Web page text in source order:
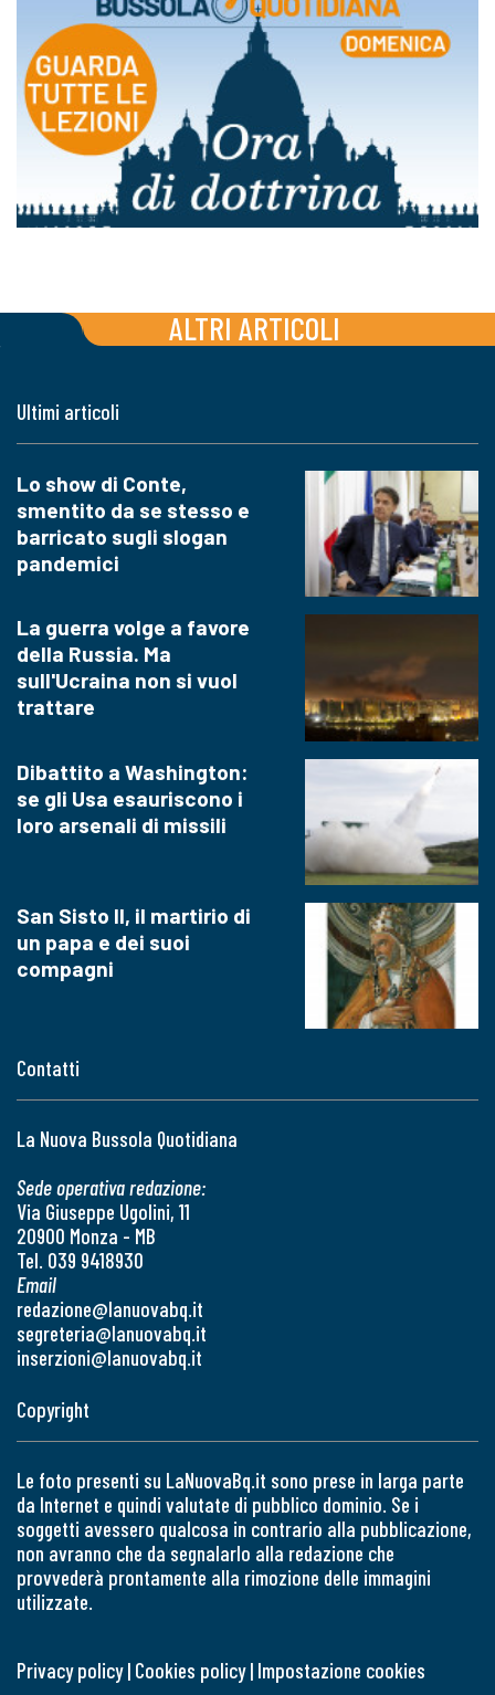
ALTRI ARTICOLI
Contatti
La Nuova Bussola Quotidiana
Sede operativa redazione:
Via Giuseppe Ugolini, 11
20900 Monza - MB
Tel. 039 9418930
Email
redazione@lanuovabq.it
segreteria@lanuovabq.it
inserzioni@lanuovabq.it
Ultimi articoli
Lo show di Conte,
smentito da se stesso e
barricato sugli slogan
pandemici
La guerra volge a favore
della Russia. Ma
sull'Ucraina non si vuol
trattare
Dibattito a Washington:
se gli Usa esauriscono i
loro arsenali di missili
San Sisto II, il martirio di
un papa e dei suoi
compagni
Copyright
Le foto presenti su LaNuovaBq.it sono prese in larga parte
da Internet e quindi valutate di pubblico dominio. Se i
soggetti avessero qualcosa in contrario alla pubblicazione,
non avranno che da segnalarlo alla redazione che
provvederà prontamente alla rimozione delle immagini
utilizzate.
Privacy policy| Cookies policy| Impostazione cookies